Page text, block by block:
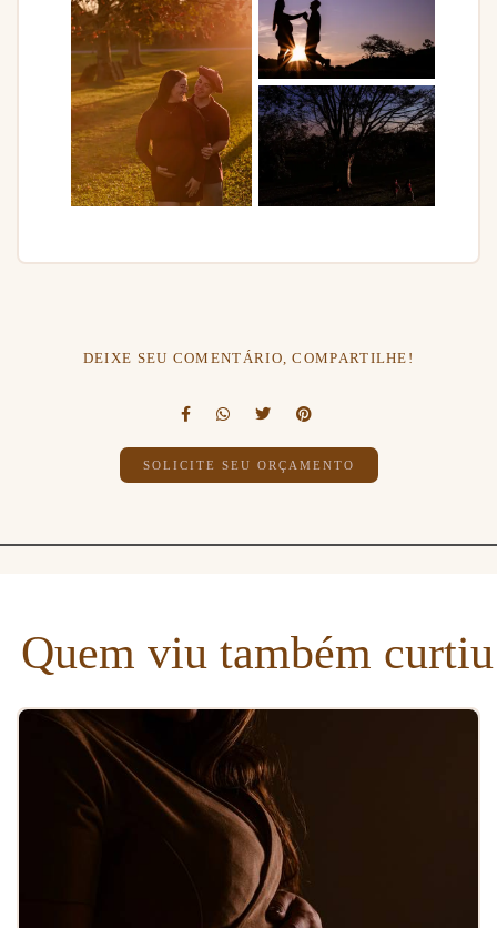
DEIXE SEU COMENTÁRIO, COMPARTILHE!
SOLICITE SEU ORÇAMENTO
Quem viu também curtiu